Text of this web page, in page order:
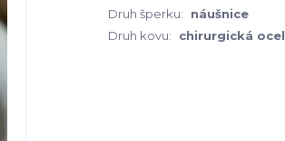
Druh šperku:
náušnice
Druh kovu:
chirurgická ocel